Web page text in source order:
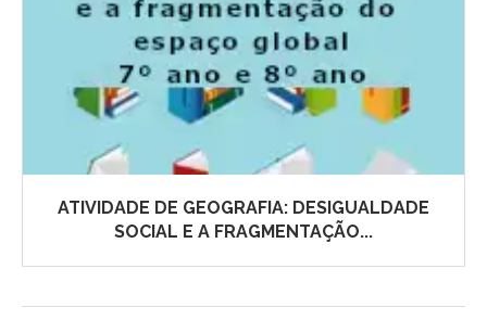
ATIVIDADE DE GEOGRAFIA: DESIGUALDADE
SOCIAL E A FRAGMENTAÇÃO...